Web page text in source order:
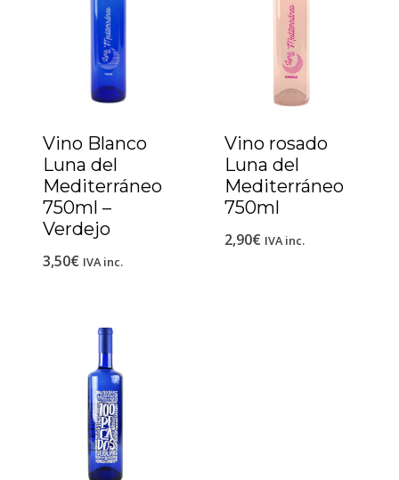
Vino Blanco
Luna del
Mediterráneo
750ml –
Verdejo
3,50€ IVA inc.
Vino rosado
Luna del
Mediterráneo
750ml
2,90€ IVA inc.